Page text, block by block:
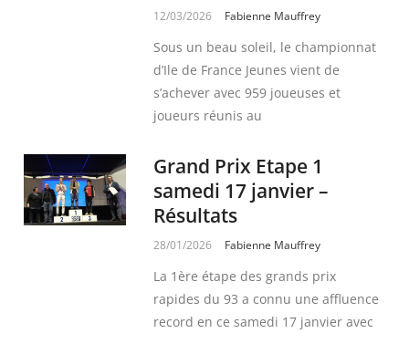
12/03/2026 Fabienne Mauffrey
Sous un beau soleil, le championnat
d’Ile de France Jeunes vient de
s’achever avec 959 joueuses et
joueurs réunis au
Grand Prix Etape 1
samedi 17 janvier –
Résultats
28/01/2026 Fabienne Mauffrey
La 1ère étape des grands prix
rapides du 93 a connu une affluence
record en ce samedi 17 janvier avec